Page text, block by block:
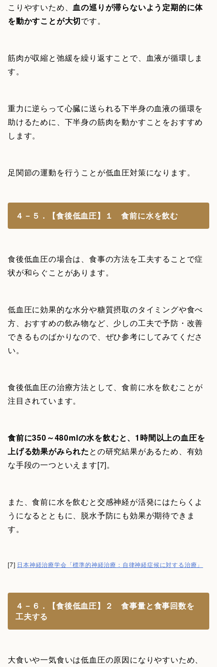
こりやすいため、血の巡りが滞らないよう定期的に体
を動かすことが大切です。
筋肉が収縮と弛緩を繰り返すことで、血液が循環しま
す。
重力に逆らって心臓に送られる下半身の血液の循環を
助けるために、下半身の筋肉を動かすことをおすすめ
します。
足関節の運動を行うことが低血圧対策になります。
４－５．【食後低血圧】１ 食前に水を飲む
食後低血圧の場合は、食事の方法を工夫することで症
状が和らぐことがあります。
低血圧に効果的な水分や糖質摂取のタイミングや食べ
方、おすすめの飲み物など、少しの工夫で予防・改善
できるものばかりなので、ぜひ参考にしてみてくださ
い。
食後低血圧の治療方法として、食前に水を飲むことが
注目されています。
食前に350～480mlの水を飲むと、1時間以上の血圧を
上げる効果がみられたとの研究結果があるため、有効
な手段の一つといえます[7]。
また、食前に水を飲むと交感神経が活発にはたらくよ
うになるとともに、脱水予防にも効果が期待できま
す。
[7] 日本神経治療学会「標準的神経治療：自律神経症候に対する治療」
４－６．【食後低血圧】２ 食事量と食事回数を
工夫する
大食いや一気食いは低血圧の原因になりやすいため、